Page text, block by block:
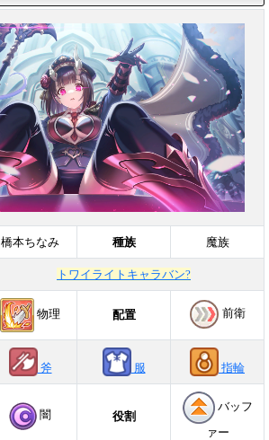
橋本ちなみ 種族 魔族
トワイライトキャラバン?
物理 配置 前衛
斧 服 指輪
闇 役割
バッフ
ァー